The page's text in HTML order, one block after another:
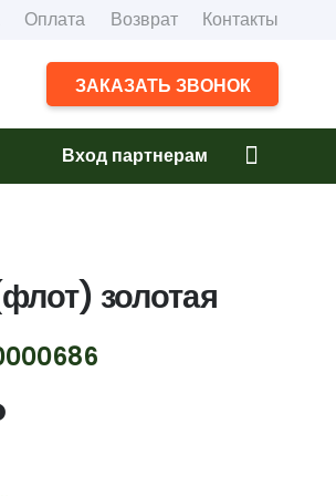
Оплата Возврат Контакты
ЗАКАЗАТЬ ЗВОНОК
Вход партнерам
золотая